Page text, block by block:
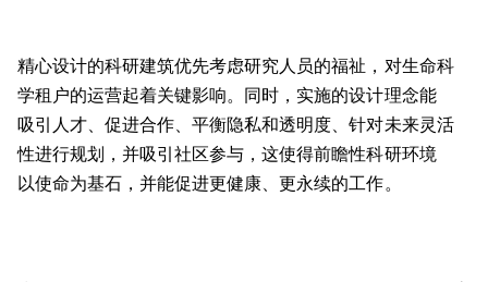
精心设计的科研建筑优先考虑研究人员的福祉，对生命科
学租户的运营起着关键影响。同时，实施的设计理念能
吸引人才、促进合作、平衡隐私和透明度、针对未来灵活
性进行规划，并吸引社区参与，这使得前瞻性科研环境
以使命为基石，并能促进更健康、更永续的工作。